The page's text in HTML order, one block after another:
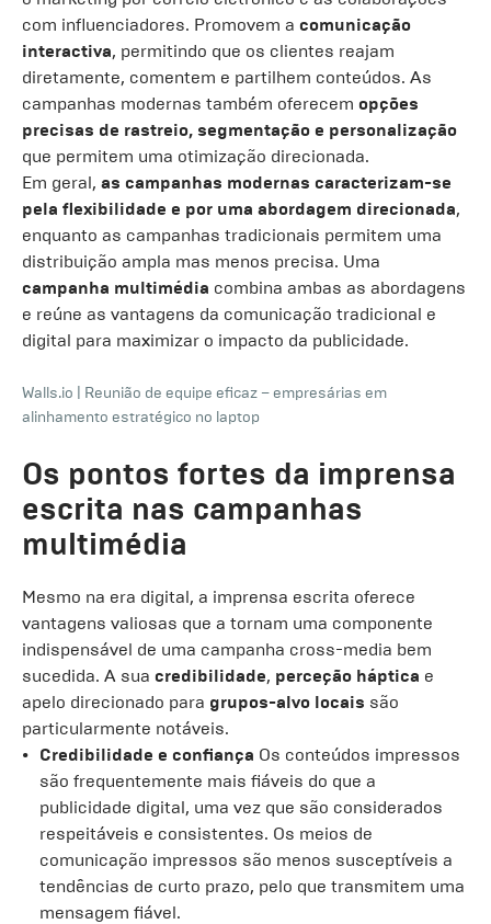
com influenciadores. Promovem a comunicação
interactiva, permitindo que os clientes reajam
diretamente, comentem e partilhem conteúdos. As
campanhas modernas também oferecem opções
precisas de rastreio, segmentação e personalização
que permitem uma otimização direcionada.
Em geral, as campanhas modernas caracterizam-se
pela flexibilidade e por uma abordagem direcionada,
enquanto as campanhas tradicionais permitem uma
distribuição ampla mas menos precisa. Uma
campanha multimédia combina ambas as abordagens
e reúne as vantagens da comunicação tradicional e
digital para maximizar o impacto da publicidade.
Walls.io
Reunião de equipe eficaz – empresárias em
alinhamento estratégico no laptop
Os pontos fortes da imprensa
escrita nas campanhas
multimédia
Mesmo na era digital, a imprensa escrita oferece
vantagens valiosas que a tornam uma componente
indispensável de uma campanha cross-media bem
sucedida. A sua credibilidade, perceção háptica e
apelo direcionado para grupos-alvo locais são
particularmente notáveis.
Credibilidade e confiança Os conteúdos impressos
são frequentemente mais fiáveis do que a
publicidade digital, uma vez que são considerados
respeitáveis e consistentes. Os meios de
comunicação impressos são menos susceptíveis a
tendências de curto prazo, pelo que transmitem uma
mensagem fiável.